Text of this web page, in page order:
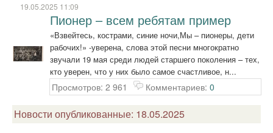
19.05.2025 11:09
Пионер – всем ребятам пример
«Взвейтесь, кострами, синие ночи,Мы – пионеры, дети
рабочих!» -уверена, слова этой песни многократно
звучали 19 мая среди людей старшего поколения – тех,
кто уверен, что у них было самое счастливое, н...
Просмотров: 2 961 Комментариев: 0
Новости опубликованные: 18.05.2025